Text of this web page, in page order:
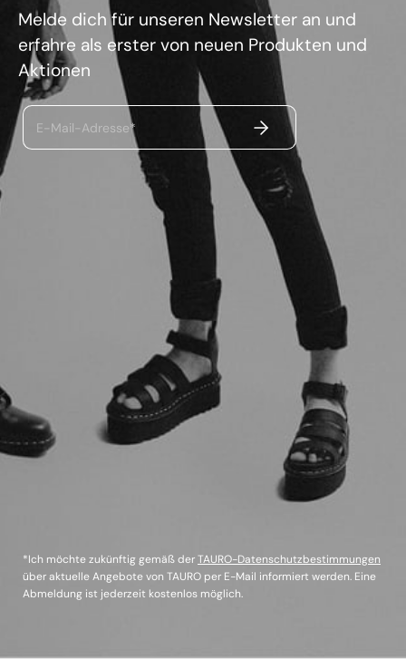
Melde dich für unseren Newsletter an und
erfahre als erster von neuen Produkten und
Aktionen
E-Mail-Adresse* ABSENDEN
*Ich möchte zukünftig gemäß derTAURO-Datenschutzbestimmungen
über aktuelle Angebote von TAURO per E-Mail informiert werden. Eine
Abmeldung ist jederzeit kostenlos möglich.